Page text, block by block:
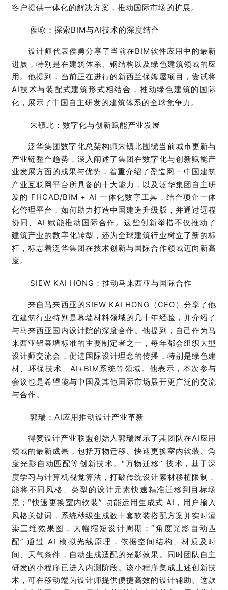
客户提供一体化的解决方案，推动国际市场的扩展。
侯咏：探索BIM与AI技术的深度结合
设计师代表侯勇分享了当前在BIM软件应用中的最新
进展，特别是在建筑体系、钢结构以及绿色建筑领域的应
用。他提到，当前正在进行的新西兰保姆屋项目，尝试将
AI技术与装配式建筑形式相结合，推动绿色建筑的国际
化，展示了中国自主研发的建筑体系的全球竞争力。
朱镇北：数字化与创新赋能产业发展
泛华集团数字化总架构师朱镇北围绕当前城市更新与
产业链整合趋势，深入阐述了集团在数字化与创新赋能产
业发展方面的成果与优势，着重介绍了盈造网 - 中国建筑
产业互联网平台所具备的十大能力，以及泛华集团自主研
发的 FHCAD/BIM + AI 一体化数字工具，结合项企一体
化管理平台，如何助力打造中国建造升级版，并通过远程
协同、AI 赋能推动国际合作。这些创新举措不仅推动了
建筑产业的数字化转型，还为全球建筑行业树立了新的标
杆，标志着泛华集团在技术创新与国际合作领域迈向新高
度。
SIEW KAI HONG：推动马来西亚与国际合作
来自马来西亚的SIEW KAI HONG （ CEO ）分享了他
在建筑行业特别是幕墙材料领域的几十年经验，并介绍了
与马来西亚国内设计院的深度合作。他提到，自己作为马
来西亚铝幕墙标准的主要制定者之一，每年都会组织大型
设计师交流会，促进国际设计理念的传播，特别是绿色建
材、环保技术、 AI+BIM系统等领域。他表示，本次参与
会议也是希望能与中国及其他国际市场展开更广泛的交流
与合作。
郭瑞： AI应用推动设计产业革新
得赞设计产业联盟创始人郭瑞展示了其团队在AI应用
领域的最新成果，包括万物迁移、快速更换室内软装、角
度光影自动匹配等创新技术。“万物迁移” 技术，基于深
度学习与计算机视觉算法，打破传统设计素材移植限制，
能将不同风格、类型的设计元素快速精准迁移到目标场
景；“快速更换室内软装” 功能运用生成式 AI ，用户输入
风格关键词，系统秒级生成数十套软装搭配方案并实时渲
染三维效果图，大幅缩短设计周期；“角度光影自动匹
配”通过AI模拟光线原理，依据空间结构、材质及时
间、天气条件，自动生成适配的光影效果。 同时团队自主
研发的小程序已进入内测阶段。该小程序集成上述创新技
术，可在移动端为设计师提供便捷高效的设计辅助。这款